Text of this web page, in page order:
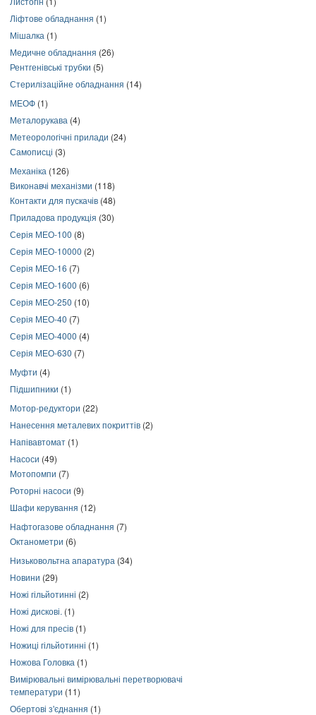
Ліфтове обладнання (1)
Мішалка (1)
Медичне обладнання (26)
Рентгенівські трубки (5)
Стерилізаційне обладнання (14)
МЕОФ (1)
Металорукава (4)
Метеорологічні прилади (24)
Самописці (3)
Механіка (126)
Виконавчі механізми (118)
Контакти для пускачів (48)
Приладова продукція (30)
Серія МЕО-100 (8)
Серія МЕО-10000 (2)
Серія МЕО-16 (7)
Серія МЕО-1600 (6)
Серія МЕО-250 (10)
Серія МЕО-40 (7)
Серія МЕО-4000 (4)
Серія МЕО-630 (7)
Муфти (4)
Підшипники (1)
Мотор-редуктори (22)
Нанесення металевих покриттів (2)
Напівавтомат (1)
Насоси (49)
Мотопомпи (7)
Роторні насоси (9)
Шафи керування (12)
Нафтогазове обладнання (7)
Октанометри (6)
Низьковольтна апаратура (34)
Новини (29)
Ножі гільйотинні (2)
Ножі дискові. (1)
Ножі для пресів (1)
Ножиці гільйотинні (1)
Ножова Головка (1)
Вимірювальні вимірювальні перетворювачі
температури (11)
Обертові з'єднання (1)